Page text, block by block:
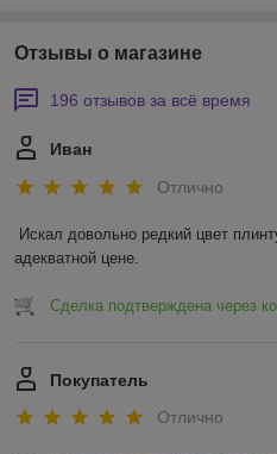
Отзывы о магазине
196 отзывов за всё время
Иван
Отлично
Искал довольно редкий цвет
адекватной цене.
Сделка подтверждена через
Покупатель
Отлично